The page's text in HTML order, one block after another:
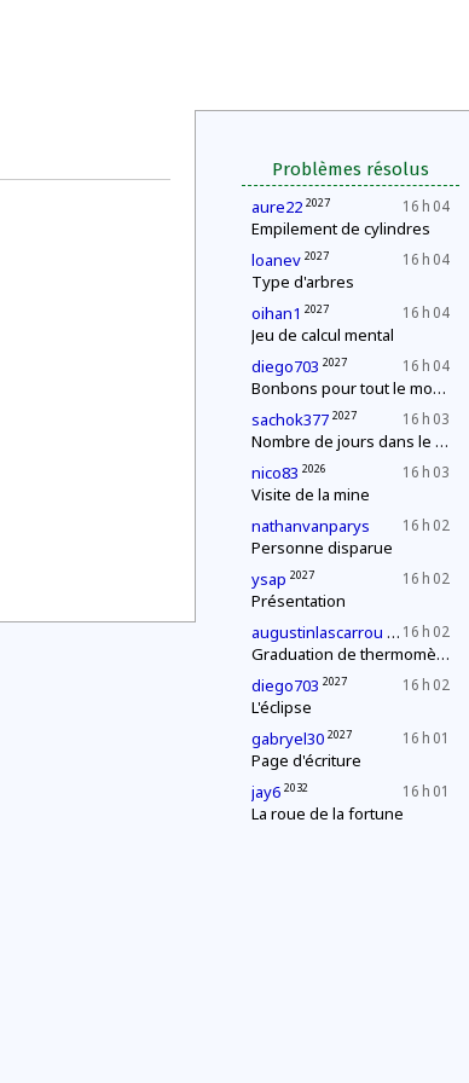
Problèmes résolus
16 h 04
aure22 2027
Empilement de cylindres
16 h 04
loanev 2027
Type d'arbres
16 h 04
oihan1 2027
Jeu de calcul mental
16 h 04
diego703 2027
Bonbons pour tout le monde !
16 h 03
sachok377 2027
Nombre de jours dans le mois
16 h 03
nico83 2026
Visite de la mine
16 h 02
nathanvanparys
Personne disparue
16 h 02
ysap 2027
Présentation
16 h 02
augustinlascarrou 2027
Graduation de thermomètres
16 h 02
diego703 2027
L'éclipse
16 h 01
gabryel30 2027
Page d'écriture
16 h 01
jay6 2032
La roue de la fortune